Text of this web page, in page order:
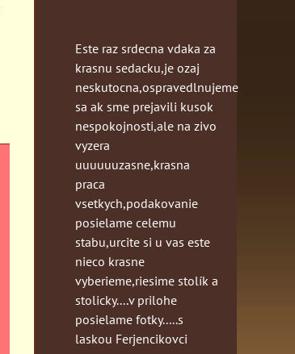
Este raz srdecna vdaka za
krasnu sedacku,je ozaj
neskutocna,ospravedlnujeme
sa ak sme prejavili kusok
nespokojnosti,ale na zivo
vyzera
uuuuuuzasne,krasna
praca
vsetkych,podakovanie
posielame celemu
stabu,urcite si u vas este
nieco krasne
vyberieme,riesime stolík a
stolicky....v prilohe
posielame fotky.....s
laskou Ferjencikovci